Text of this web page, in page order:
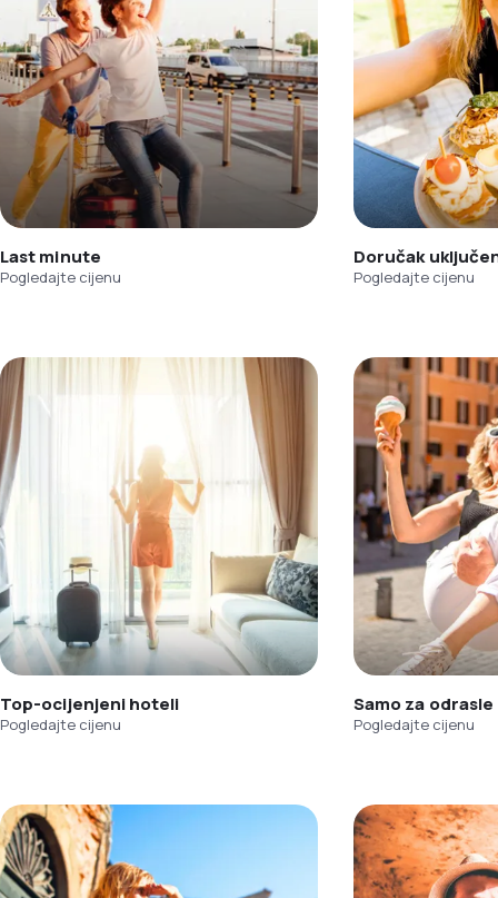
Last minute
Pogledajte cijenu
Doručak
Pogledajte cijenu
Top-ocijenjeni hoteli
Pogledajte cijenu
Samo za odrasle
Pogledajte cijenu